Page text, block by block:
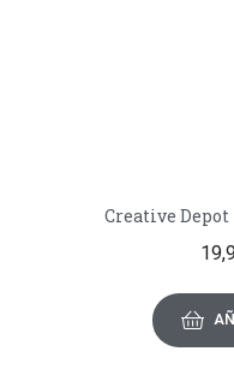
Creative Depot